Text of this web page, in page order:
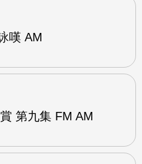
嘆 AM
第九集 FM AM